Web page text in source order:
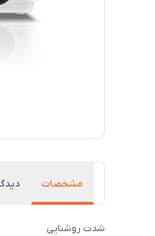
مشخصات
شدت روشنایی